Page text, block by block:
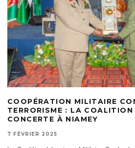
COOPÉRATION MILITAIRE
TERRORISME : LA
CONCERTE À NIAMEY
7 FÉVRIER 2025